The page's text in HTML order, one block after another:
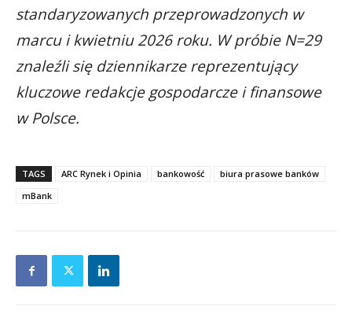
standaryzowanych przeprowadzonych w
marcu i kwietniu 2026 roku. W próbie N=29
znaleźli się dziennikarze reprezentujący
kluczowe redakcje gospodarcze i finansowe
w Polsce.
TAGS ARC Rynek i Opinia bankowość
biura prasowe banków
mBank